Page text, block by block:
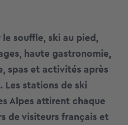
souffle, ski au pied,
haute gastronomie,
spas et activités après
Les stations de ski
Alpes attirent chaque
de visiteurs français et